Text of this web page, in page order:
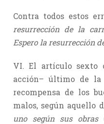
Contra todos estos
resurrección de la
Espero la resurrección
VI. El artículo sexto
acción– último de
recompensa de los
malos, según aquello
uno según sus obras